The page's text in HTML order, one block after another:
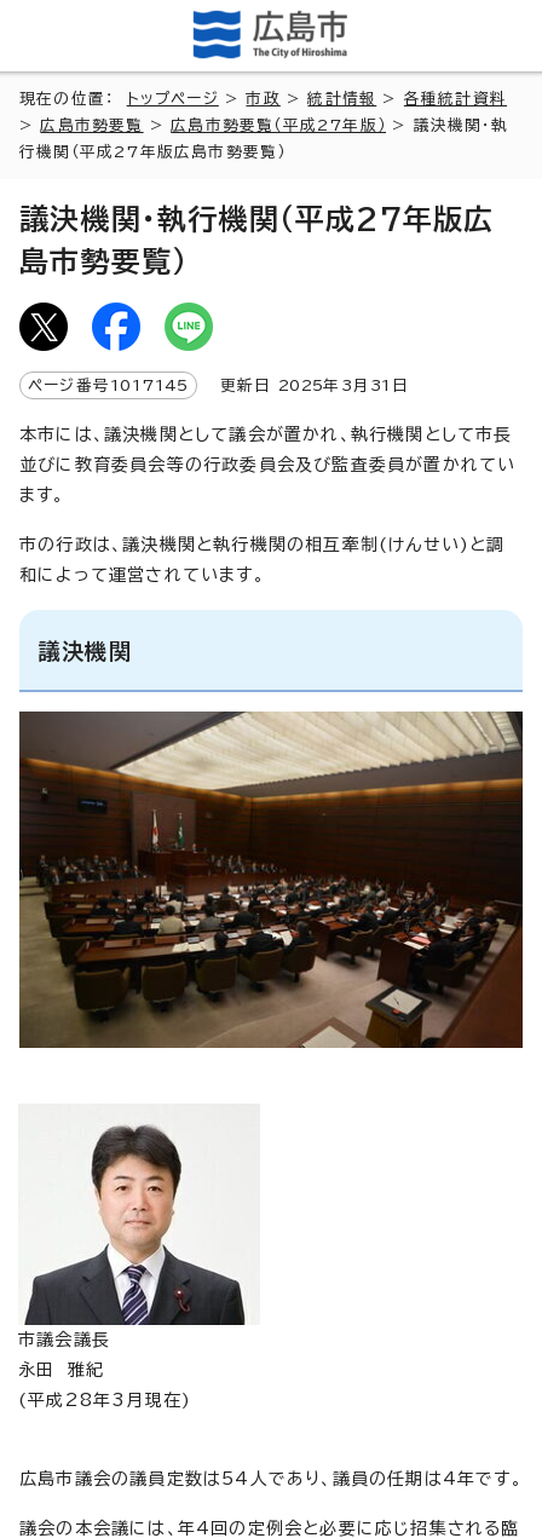
現在の位置： トップページ >市政 >統計情報 > 各種統計資料
>広島市勢要覧 >広島市勢要覧（平成27年版）
> 議決機関・執
行機関（平成27年版広島市勢要覧）
議決機関・執行機関（平成27年版広
島市勢要覧）
ページ番号 1017145 更新日 2025年3月 31 日
本市には、議決機関として議会が置かれ、執行機関として市長
並びに教育委員会等の行政委員会及び監査委員が置かれてい
ます。
市の行政は、議決機関と執行機関の相互牽制(けんせい)と調
和によって運営されています。
議決機関
市議会議長
永田 雅紀
(平成28年3月現在)
広島市議会の議員定数は54人であり、議員の任期は4年です。
議会の本会議には、年4回の定例会と必要に応じ招集される臨